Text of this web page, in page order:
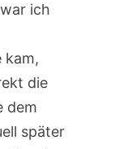
ich
kam,
die
dem
später